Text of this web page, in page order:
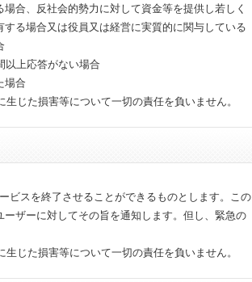
合、反社会的勢力に対して資金等を提供し若しく
る場合又は役員又は経営に実質的に関与している
以上応答がない場合
場合
じた損害等について一切の責任を負いません。
ビスを終了させることができるものとします。この
ザーに対してその旨を通知します。但し、緊急の
じた損害等について一切の責任を負いません。